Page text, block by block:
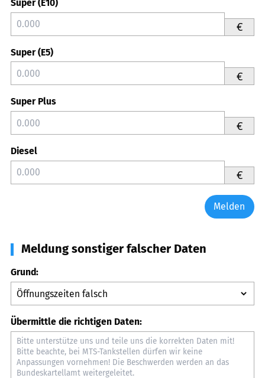
Super (E10)
€
Super (E5)
€
Super Plus
€
Diesel
€
Melden
Meldung sonstiger falscher Daten
Grund:
Übermittle die richtigen Daten: